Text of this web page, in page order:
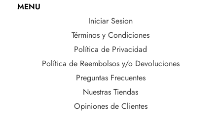
MENU
Iniciar Sesion
Términos y Condiciones
Política de Privacidad
Política de Reembolsos y/o Devoluciones
Preguntas Frecuentes
Nuestras Tiendas
Opiniones de Clientes